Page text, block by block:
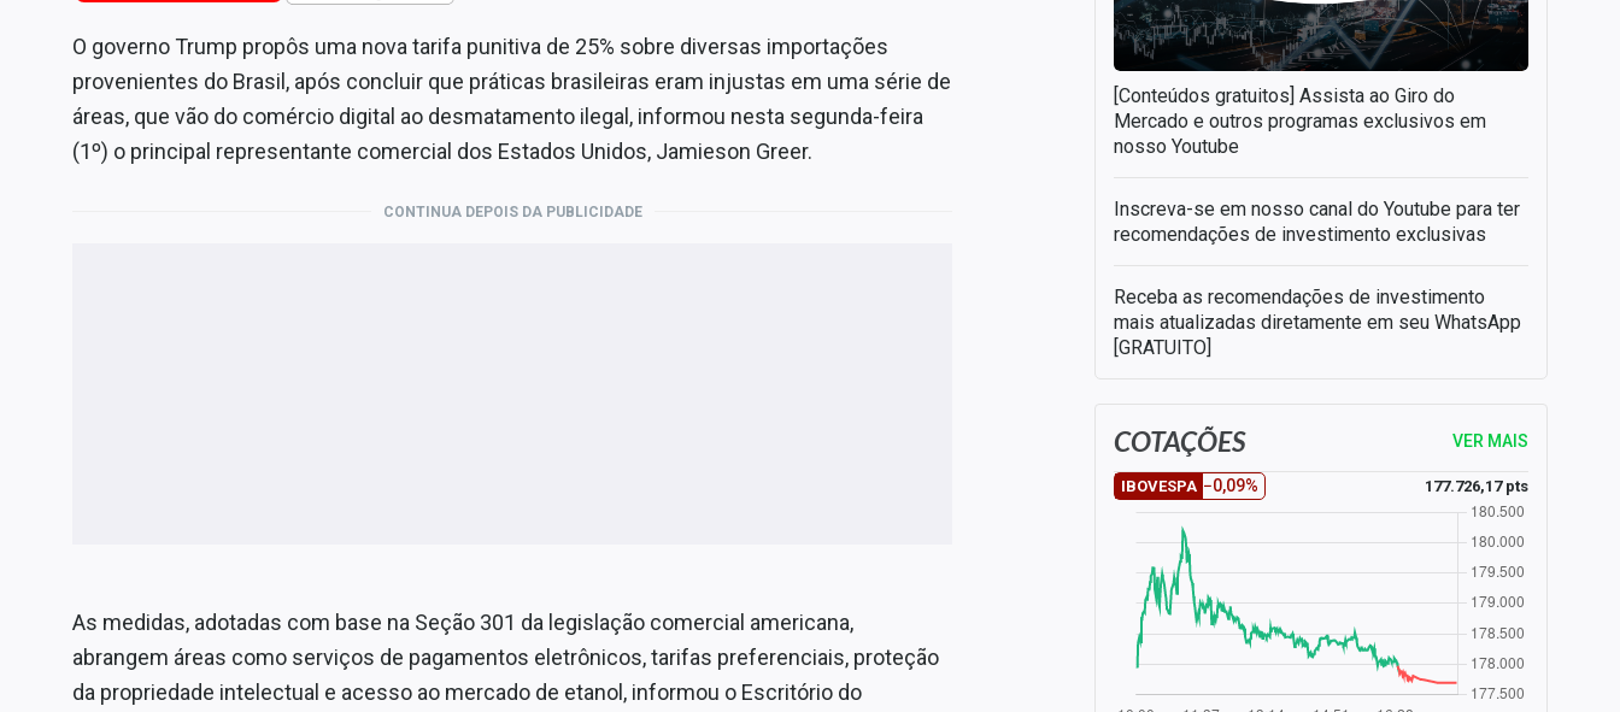
ContatoO governo Trump propôs uma nova tarifa punitiva de 25% sobre diversas importações
provenientes do Brasil, após concluir que práticas brasileiras eram injustas em uma série de
áreas, que vão do comércio digital ao desmatamento ilegal, informou nesta segunda-feira
(1º) o principal representante comercial dos Estados Unidos, Jamieson Greer.
CONTINUA DEPOIS DA PUBLICIDADE
As medidas, adotadas com base na Seção 301 da legislação comercial americana,
abrangem áreas como serviços de pagamentos eletrônicos, tarifas preferenciais, proteção
da propriedade intelectual e acesso ao mercado de etanol, informou o Escritório do
[Conteúdos gratuitos] Assista ao Giro do
Mercado e outros programas exclusivos em
nosso Youtube
Inscreva-se em nosso canal do Youtube para ter
recomendações de investimento exclusivas
Receba as recomendações de investimento
mais atualizadas diretamente em seu WhatsApp
[GRATUITO]
COTAÇÕES VER MAIS
IBOVESPA −0,09% 177.726,17 pts